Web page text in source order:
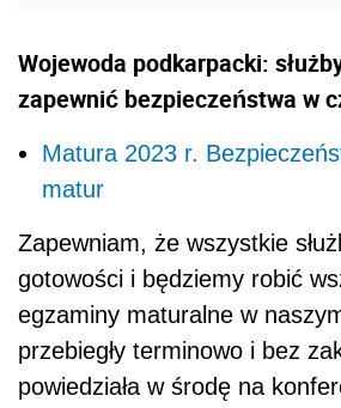
Wojewoda podkarpacki:
zapewnić bezpieczeństwa w
Matura 2023 r.
matur
Zapewniam, że wszystkie
gotowości i będziemy robić
egzaminy maturalne w
przebiegły terminowo i bez
powiedziała w środę na